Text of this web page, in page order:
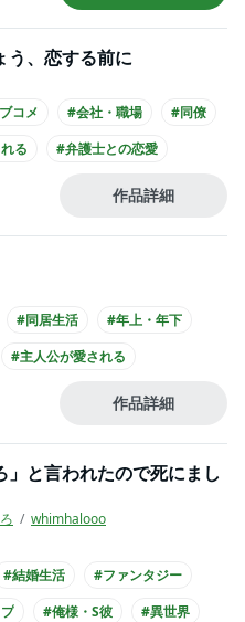
う、恋する前に
コメ #会社・職場
#同僚
る
#弁護士との恋愛
#主人公が会社員 #スーツ
作品詳細
#同居生活
#年上・年下
#主人公が愛される
#ひねくれ男子
作品詳細
」と言われたので死にまし
whimhalooo
#結婚生活
#ファンタジー
#俺様・S彼
#異世界